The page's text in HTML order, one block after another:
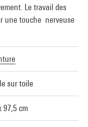
Le travail des
une touche nerveuse
sur toile
97,5 cm